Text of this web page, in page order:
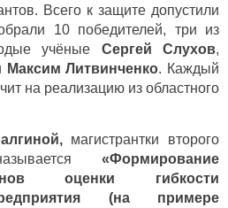
Всего к защите допустили
10 победителей, три из
учёные Сергей Слухов,
Максим Литвинченко. Каждый
на реализацию из областного
магистрантки второго
«Формирование
оценки гибкости
(на примере